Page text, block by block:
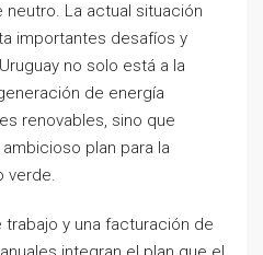
La actual situación
importantes desafíos y
no solo está a la
de energía
renovables, sino que
plan para la
verde.
y una facturación de